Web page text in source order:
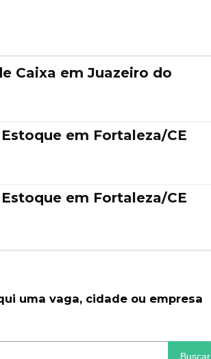
Caixa em Juazeiro do
em Fortaleza/CE
em Fortaleza/CE
uma vaga, cidade ou empresa
Buscar